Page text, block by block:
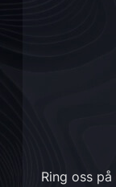
Ring oss på